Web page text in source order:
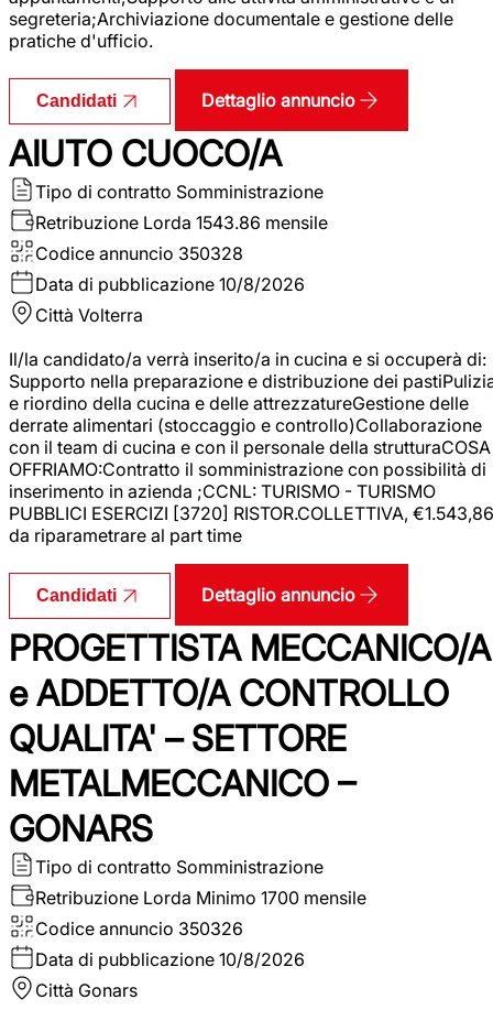
segreteria;Archiviazione documentale e gestione delle
pratiche d'ufficio.
Candidati Dettaglio annuncio
AIUTO CUOCO/A
Tipo di contratto Somministrazione
Retribuzione Lorda 1543.86 mensile
Codice annuncio 350328
Data di pubblicazione 10/8/2026
Città Volterra
Il/la candidato/a verrà inserito/a in cucina e si occuperà di:
Supporto nella preparazione e distribuzione dei
e riordino della cucina e delle attrezzatureGestione delle
derrate alimentari (stoccaggio e controllo)Collaborazione
con il team di cucina e con il personale della strutturaCOSA
OFFRIAMO:Contratto il somministrazione con possibilità di
inserimento in azienda ;CCNL: TURISMO - TURISMO
PUBBLICI ESERCIZI [3720] RISTOR.COLLETTIVA, €1.543,86
da riparametrare al part time
Candidati Dettaglio annuncio
PROGETTISTA MECCANICO/A
e ADDETTO/A CONTROLLO
QUALITA' – SETTORE
METALMECCANICO –
GONARS
Tipo di contratto Somministrazione
Retribuzione Lorda Minimo 1700 mensile
Codice annuncio 350326
Data di pubblicazione 10/8/2026
Città Gonars